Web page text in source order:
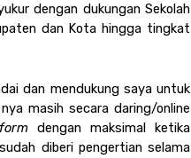
dengan dukungan Sekolah
dan Kota hingga tingkat
dan mendukung saya untuk
masih secara daring/online
dengan maksimal ketika
diberi pengertian selama